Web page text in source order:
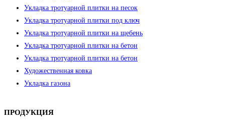
Укладка тротуарной плитки на песок
Укладка тротуарной плитки под ключ
Укладка тротуарной плитки на щебень
Укладка тротуарной плитки на бетон
Укладка тротуарной плитки на бетон
Художественная ковка
Укладка газона
ПРОДУКЦИЯ